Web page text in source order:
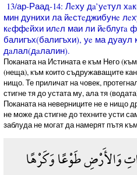
13/ар-Раад-14: Лeху дa’уeтул
мин дунихи ла йeстeджибунe
кeффeйхи илeл маи ли йeблугa
балигъх(балигъхи), уe ма
дaлал(дaлалин).
Поканата на Истината е към Него
(неща), към които съдружаващите
нищо. Те приличат на човек,
стигне тя до устата му, ала тя
Поканата на неверниците не е нищо
не може да стигне до техните усти
заблуда не могат да намерят пътя
وَالأَرْضِ طَوْعًا وَكَرْهًا